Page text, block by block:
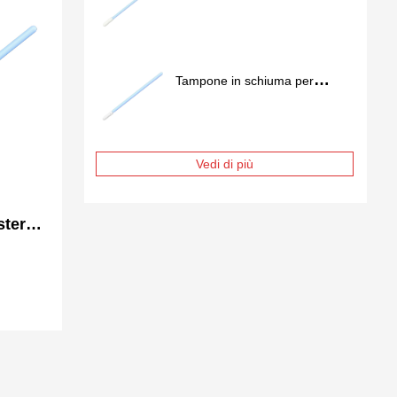
Tampone in schiuma per
Vedi di più